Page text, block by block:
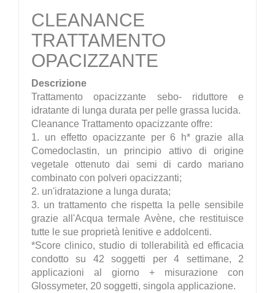
CLEANANCE
TRATTAMENTO
OPACIZZANTE
Descrizione
Trattamento opacizzante sebo- riduttore e
idratante di lunga durata per pelle grassa lucida.
Cleanance Trattamento opacizzante offre:
1. un effetto opacizzante per 6 h* grazie alla
Comedoclastin, un principio attivo di origine
vegetale ottenuto dai semi di cardo mariano
combinato con polveri opacizzanti;
2. un'idratazione a lunga durata;
3. un trattamento che rispetta la pelle sensibile
grazie all'Acqua termale Avène, che restituisce
tutte le sue proprietà lenitive e addolcenti.
*Score clinico, studio di tollerabilità ed efficacia
condotto su 42 soggetti per 4 settimane, 2
applicazioni al giorno + misurazione con
Glossymeter, 20 soggetti, singola applicazione.